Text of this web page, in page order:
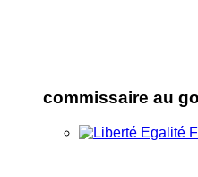
commissaire au